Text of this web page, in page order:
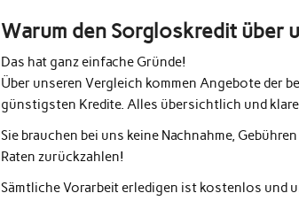
Warum den Sorgloskredit über
Das hat ganz einfache Gründe!
Über unseren Vergleich kommen Angebote der
günstigsten Kredite. Alles übersichtlich und
Sie brauchen bei uns keine Nachnahme,
Raten zurückzahlen!
Sämtliche Vorarbeit erledigen ist kostenlos und